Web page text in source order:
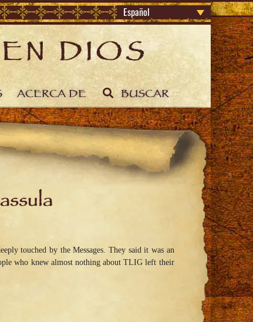
Español
ACERCA DE BUSCAR
touched by the Messages. They said it was an
who knew almost nothing about TLIG left their